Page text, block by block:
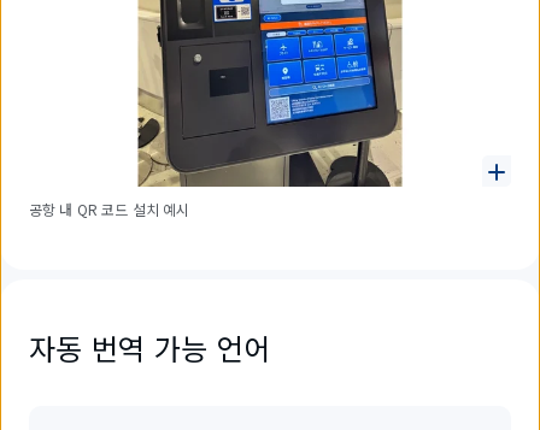
공항 내 QR 코드 설치 예시
자동 번역 가능 언어